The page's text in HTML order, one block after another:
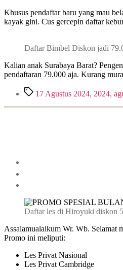
Khusus pendaftar baru yang mau
kayak gini. Cus gercepin daftar
Daftar Bimbel Diskon jadi
Kalian anak Surabaya Barat?
pendaftaran 79.000 aja. Kurang
17 Agustus 2024, 2024,
Daftar les di Hiroyuki diskon
Assalamualaikum Wr. Wb. Selamat
Promo ini meliputi:
Les Privat Nasional
Les Privat Cambridge